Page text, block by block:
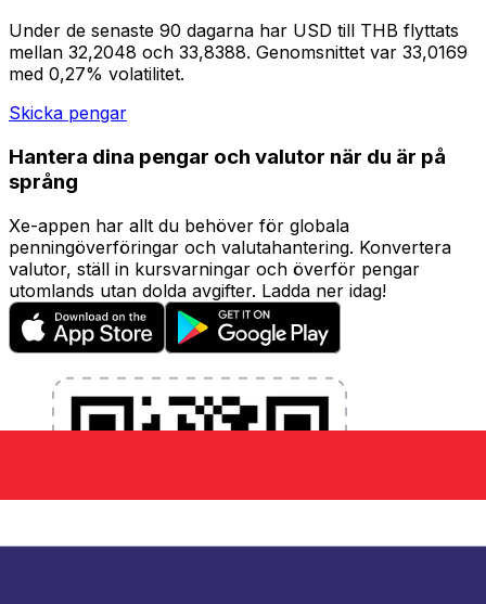
Under de senaste 90 dagarna har USD till THB flyttats
mellan 32,2048 och 33,8388. Genomsnittet var 33,0169
med 0,27% volatilitet.
Skicka pengar
Hantera dina pengar och valutor när du är på
språng
Xe-appen har allt du behöver för globala
penningöverföringar och valutahantering. Konvertera
valutor, ställ in kursvarningar och överför pengar
utomlands utan dolda avgifter. Ladda ner idag!